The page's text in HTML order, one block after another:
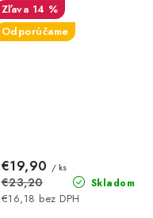
14 %
Odporúčame
Skladom
€16,18 bez DPH
€19,90 / ks
€23,20